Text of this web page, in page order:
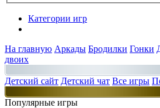
Категории игр
На главную Аркады Бродилки Гонки
двоих
Детский сайт Детский чат Все игры
Популярные игры